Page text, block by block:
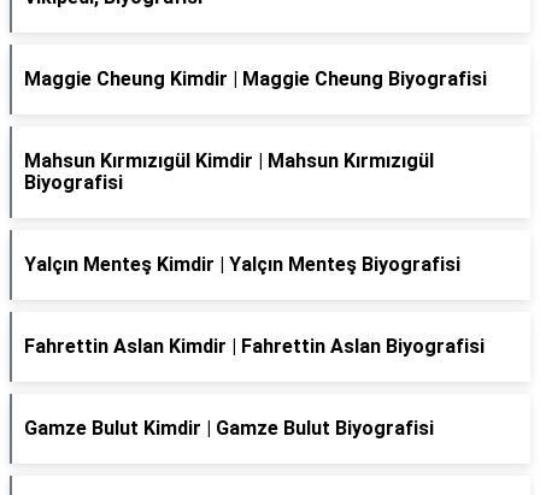
Maggie Cheung Kimdir | Maggie Cheung Biyografisi
Mahsun Kırmızıgül Kimdir | Mahsun Kırmızıgül
Biyografisi
Yalçın Menteş Kimdir | Yalçın Menteş Biyografisi
Fahrettin Aslan Kimdir | Fahrettin Aslan Biyografisi
Gamze Bulut Kimdir | Gamze Bulut Biyografisi